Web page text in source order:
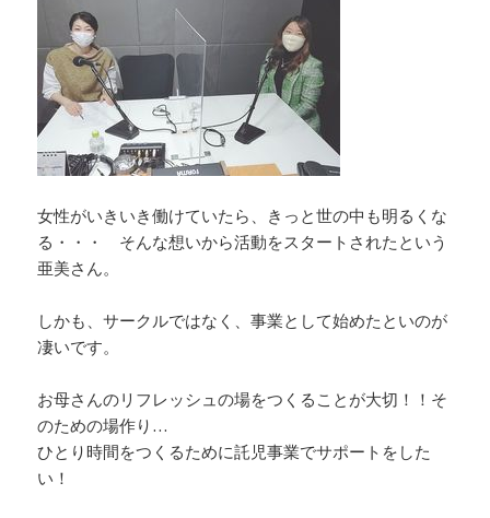
女性がいきいき働けていたら、きっと世の中も明るくな
る・・・ そんな想いから活動をスタートされたという
亜美さん。
しかも、サークルではなく、事業として始めたといのが
凄いです。
お母さんのリフレッシュの場をつくることが大切！！そ
のための場作り…
ひとり時間をつくるために託児事業でサポートをした
い！